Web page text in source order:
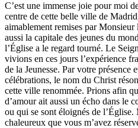
C’est une immense joie pour moi
centre de cette belle ville de
aimablement remises par
aussi la capitale des jeunes du
l’Église a le regard tourné. Le
vivions en ces jours l’expérience
de la Jeunesse. Par votre présence
célébrations, le nom du Christ
cette ville renommée. Prions afin
d’amour ait aussi un écho dans le
ou qui se sont éloignés de
chaleureux que vous m’avez